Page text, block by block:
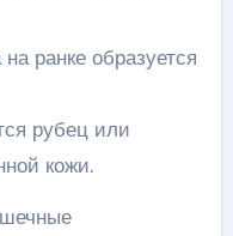
ранке образуется
рубец или
кожи.